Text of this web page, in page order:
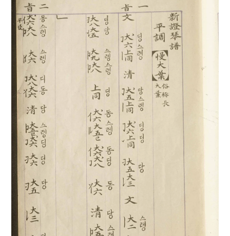
10
금성대군
이리역 폭발 사고
북조선임시인민위원회
개성 경천사지 십층석탑
경북대학교 상주캠퍼스